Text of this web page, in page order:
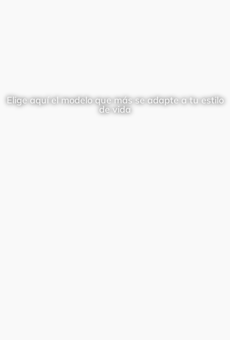
Elige aquí el modelo que más se adapte a tu estilo
de vida